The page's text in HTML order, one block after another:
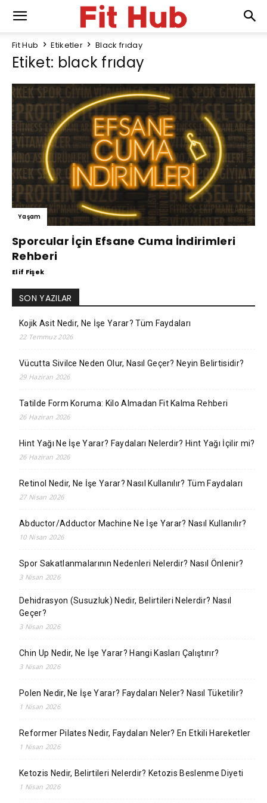
Fit Hub Etiketler Black frıday
Etiket: black frıday
Yaşam
Sporcular İçin Efsane Cuma İndirimleri
Rehberi
Elif Fişek
SON YAZILAR
Kojik Asit Nedir, Ne İşe Yarar? Tüm Faydaları
22 Temmuz 2026
Vücutta Sivilce Neden Olur, Nasıl Geçer? Neyin Belirtisidir?
29 Haziran 2026
Tatilde Form Koruma: Kilo Almadan Fit Kalma Rehberi
26 Haziran 2026
Hint Yağı Ne İşe Yarar? Faydaları Nelerdir? Hint Yağı İçilir mi?
26 Haziran 2026
Retinol Nedir, Ne İşe Yarar? Nasıl Kullanılır? Tüm Faydaları
27 Nisan 2026
Abductor/Adductor Machine Ne İşe Yarar? Nasıl Kullanılır?
10 Nisan 2026
Spor Sakatlanmalarının Nedenleri Nelerdir? Nasıl Önlenir?
3 Nisan 2026
Dehidrasyon (Susuzluk) Nedir, Belirtileri Nelerdir? Nasıl
Geçer?
3 Nisan 2026
Chin Up Nedir, Ne İşe Yarar? Hangi Kasları Çalıştırır?
3 Nisan 2026
Polen Nedir, Ne İşe Yarar? Faydaları Neler? Nasıl Tüketilir?
1 Nisan 2026
Reformer Pilates Nedir, Faydaları Neler? En Etkili Hareketler
1 Nisan 2026
Ketozis Nedir, Belirtileri Nelerdir? Ketozis Beslenme Diyeti
1 Nisan 2026